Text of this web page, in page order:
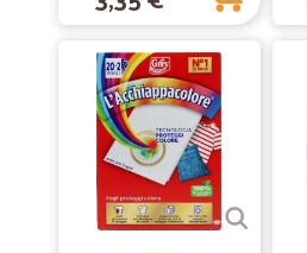
Veloci e tutto ok
Ilenia M.
Ottimo venditore!
Ottimo venditore!